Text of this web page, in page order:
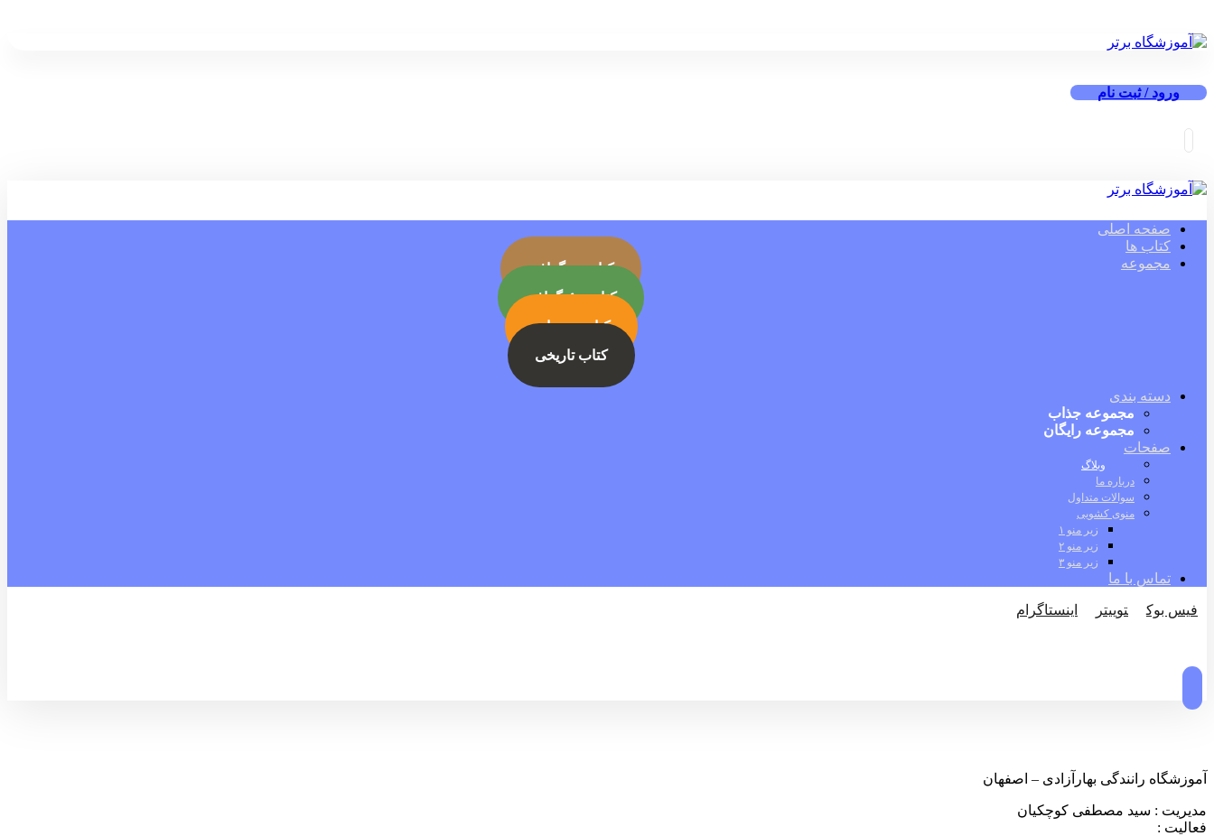
ورود / ثبت نام
صفحه اصلی
کتاب ها
مجموعه
کتاب بیوگرافی
کتاب جئوگرافی
کتاب رمز ارز
کتاب تاریخی
دسته بندی
مجموعه جذاب
مجموعه رایگان
صفحات
وبلاگ
درباره ما
سوالات متداول
منوی کشویی
زیر منو ۱
زیر منو ۲
زیر منو ۳
تماس با ما
فیس بوک توییتر
اینستاگرام
آموزشگاه رانندگی بهارآزادی – اصفهان
مدیریت : سید مصطفی کوچکیان
فعالیت :